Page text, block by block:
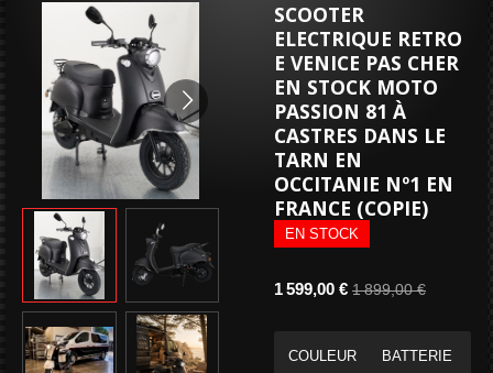
SCOOTER
ELECTRIQUE RETRO
E VENICE PAS CHER
EN STOCK MOTO
PASSION 81 À
CASTRES DANS LE
TARN EN
OCCITANIE Nº1 EN
FRANCE (COPIE)
EN STOCK
1 599,00 € 1 899,00 €
COULEUR BATTERIE